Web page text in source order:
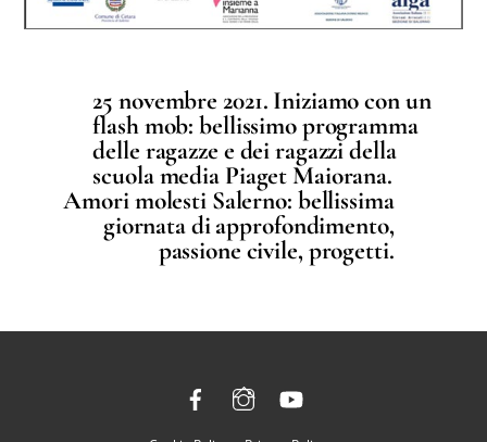
25 novembre 2021. Iniziamo con un
flash mob: bellissimo programma
delle ragazze e dei ragazzi della
scuola media Piaget Maiorana.
Amori molesti Salerno: bellissima
giornata di approfondimento,
passione civile, progetti.
Back
Facebook